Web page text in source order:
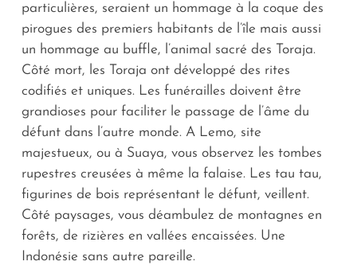
particulières, seraient un hommage à la coque des
pirogues des premiers habitants de l’île mais aussi
un hommage au buffle, l’animal sacré des Toraja.
Côté mort, les Toraja ont développé des rites
codifiés et uniques. Les funérailles doivent être
grandioses pour faciliter le passage de l’âme du
défunt dans l’autre monde. A Lemo, site
majestueux, ou à Suaya, vous observez les tombes
rupestres creusées à même la falaise. Les tau tau,
figurines de bois représentant le défunt, veillent.
Côté paysages, vous déambulez de montagnes en
forêts, de rizières en vallées encaissées. Une
Indonésie sans autre pareille.